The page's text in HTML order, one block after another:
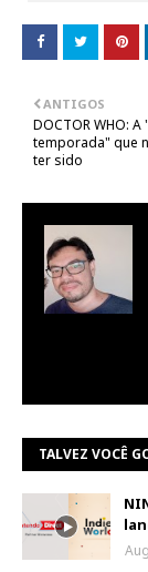
ANTIGOS
DOCTOR WHO:
temporada" que
ter sido
TALVEZ VOCÊ